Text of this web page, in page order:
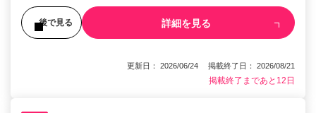
後で見る 詳細を見る
更新日： 2026/06/24 掲載終了日： 2026/08/21
掲載終了まであと12日